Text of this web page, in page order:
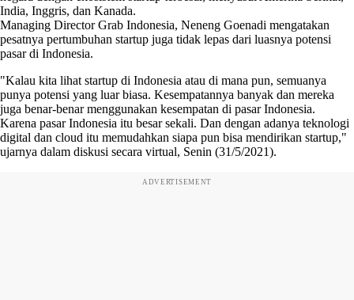
India, Inggris, dan Kanada.
Managing Director Grab Indonesia, Neneng Goenadi mengatakan
pesatnya pertumbuhan startup juga tidak lepas dari luasnya potensi
pasar di Indonesia.
"Kalau kita lihat startup di Indonesia atau di mana pun, semuanya
punya potensi yang luar biasa. Kesempatannya banyak dan mereka
juga benar-benar menggunakan kesempatan di pasar Indonesia.
Karena pasar Indonesia itu besar sekali. Dan dengan adanya teknologi
digital dan cloud itu memudahkan siapa pun bisa mendirikan startup,"
ujarnya dalam diskusi secara virtual, Senin (31/5/2021).
ADVERTISEMENT